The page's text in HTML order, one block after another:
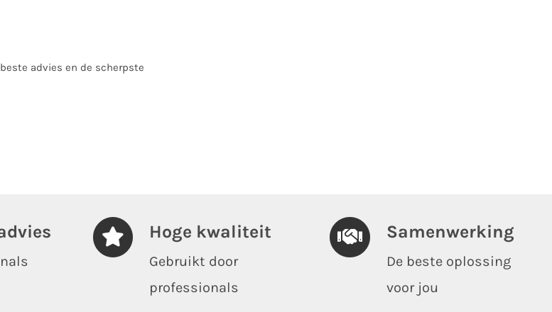
advies en de scherpste
Hoge kwaliteit
Gebruikt door
professionals
Samenwerking
De beste oplossing
voor jou